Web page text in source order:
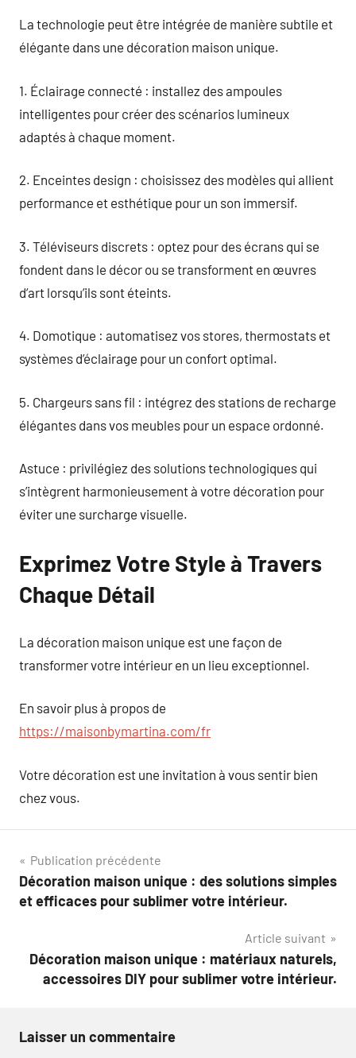
La technologie peut être intégrée de manière subtile et
élégante dans une décoration maison unique.
1. Éclairage connecté : installez des ampoules
intelligentes pour créer des scénarios lumineux
adaptés à chaque moment.
2. Enceintes design : choisissez des modèles qui allient
performance et esthétique pour un son immersif.
3. Téléviseurs discrets : optez pour des écrans qui se
fondent dans le décor ou se transforment en œuvres
d’art lorsqu’ils sont éteints.
4. Domotique : automatisez vos stores, thermostats et
systèmes d’éclairage pour un confort optimal.
5. Chargeurs sans fil : intégrez des stations de recharge
élégantes dans vos meubles pour un espace ordonné.
Astuce : privilégiez des solutions technologiques qui
s’intègrent harmonieusement à votre décoration pour
éviter une surcharge visuelle.
Exprimez Votre Style à Travers
Chaque Détail
La décoration maison unique est une façon de
transformer votre intérieur en un lieu exceptionnel.
En savoir plus à propos de
https://maisonbymartina.com/fr
Votre décoration est une invitation à vous sentir bien
chez vous.
Navigation
de
Publication précédente
Décoration maison unique : des solutions simples
et efficaces pour sublimer votre intérieur.
Article suivant
Décoration maison unique : matériaux naturels,
accessoires DIY pour sublimer votre intérieur.
Laisser un commentaire